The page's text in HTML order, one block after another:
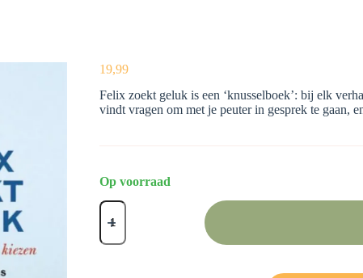
19,99
Felix zoekt geluk is een ‘knusselboek’: bij elk
vindt vragen om met je peuter in gesprek te gaan,
Op voorraad
Felix
zoekt
aantal